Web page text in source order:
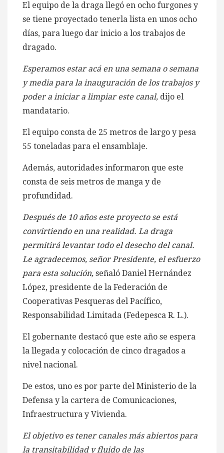
El equipo de la draga llegó en ocho furgones y
se tiene proyectado tenerla lista en unos ocho
días, para luego dar inicio a los trabajos de
dragado.
Esperamos estar acá en una semana o semana
y media para la inauguración de los trabajos y
poder a iniciar a limpiar este canal, dijo el
mandatario.
El equipo consta de 25 metros de largo y pesa
55 toneladas para el ensamblaje.
Además, autoridades informaron que este
consta de seis metros de manga y de
profundidad.
Después de 10 años este proyecto se está
convirtiendo en una realidad. La draga
permitirá levantar todo el desecho del canal.
Le agradecemos, señor Presidente, el esfuerzo
para esta solución, señaló Daniel Hernández
López, presidente de la Federación de
Cooperativas Pesqueras del Pacífico,
Responsabilidad Limitada (Fedepesca R. L.).
El gobernante destacó que este año se espera
la llegada y colocación de cinco dragados a
nivel nacional.
De estos, uno es por parte del Ministerio de la
Defensa y la cartera de Comunicaciones,
Infraestructura y Vivienda.
El objetivo es tener canales más abiertos para
la transitabilidad y fluido de las